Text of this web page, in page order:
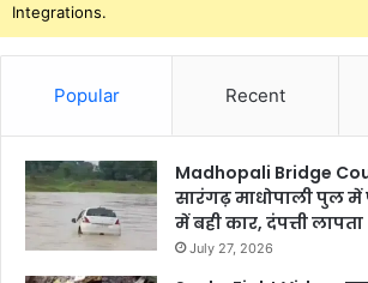
Integrations.
Popular Recent
Madhopali Bridge
सारंगढ़ माधोपाली पुल
में बही कार, दंपत्ती लापता
July 27, 2026